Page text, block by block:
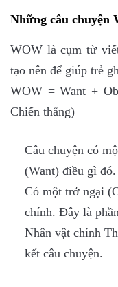
Những câu chuyện
WOW là cụm từ
tạo nên để giúp trẻ
WOW = Want +
Chiến thắng)
Câu chuyện có
(Want) điều gì
Có một trở ngại
chính. Đây là
Nhân vật chính
kết câu chuyện.